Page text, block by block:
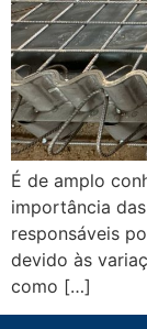
É de amplo
importância
responsáveis
devido às
como […]